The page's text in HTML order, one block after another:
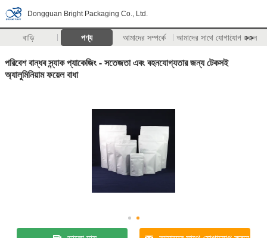
Dongguan Bright Packaging Co., Ltd.
বাড়ি পণ্য আমাদের সম্পর্কে আমাদের সাথে যোগাযোগ করুন
>>
পরিবেশ বান্ধব স্ন্যাক প্যাকেজিং - সতেজতা এবং বহনযোগ্যতার জন্য টেকসই
অ্যালুমিনিয়াম ফয়েল বাধা